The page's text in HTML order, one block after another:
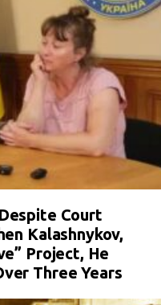
Court
Kalashnykov,
Project, He
Three Years